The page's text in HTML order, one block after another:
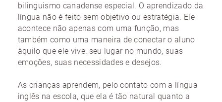
bilinguismo canadense especial. O aprendizado da
língua não é feito sem objetivo ou estratégia. Ele
acontece não apenas com uma função, mas
também como uma maneira de conectar o aluno
àquilo que ele vive: seu lugar no mundo, suas
emoções, suas necessidades e desejos.
As crianças aprendem, pelo contato com a língua
inglês na escola, que ela é tão natural quanto a